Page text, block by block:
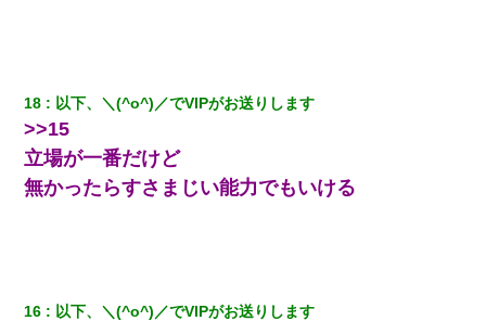
クラスで一人無口で誰とも話さない男子がいた。→修学旅行に来
18 以下、＼(^o^)／でVIPがお送りします
>>15
立場が一番だけど
無かったらすさまじい能力でもいける
16 以下、＼(^o^)／でVIPがお送りします